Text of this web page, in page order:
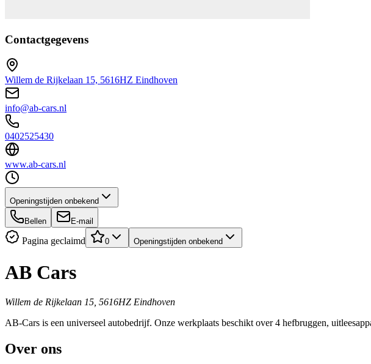
Contactgegevens
Willem de Rijkelaan 15, 5616HZ Eindhoven
info@ab-cars.nl
0402525430
www.ab-cars.nl
Openingstijden onbekend
Bellen E-mail
Pagina geclaimd 0 Openingstijden onbekend
AB Cars
Willem de Rijkelaan 15, 5616HZ Eindhoven
AB-Cars is een universeel autobedrijf. Onze werkplaats beschikt over 4 hefbruggen,
Over ons